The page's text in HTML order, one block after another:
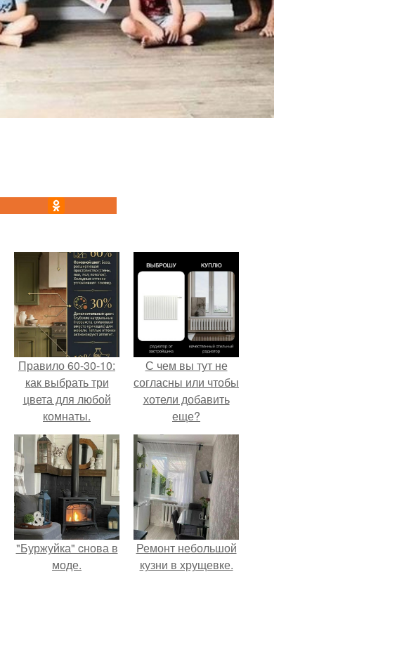
Правило 60-30-10:
как выбрать три
цвета для любой
комнаты.
С чем вы тут не
согласны или чтобы
хотели добавить
еще?
"Буржуйка" cнова в
моде.
Ремонт небольшой
кузни в хрущевке.